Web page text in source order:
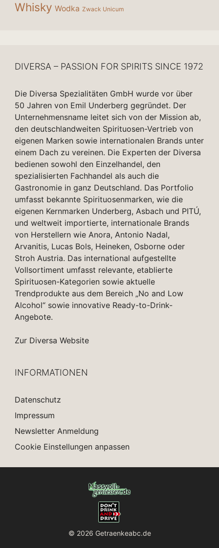
Whisky Wodka Zwack Unicum
DIVERSA – PASSION FOR SPIRITS SINCE 1972
Die Diversa Spezialitäten GmbH wurde vor über
50 Jahren von Emil Underberg gegründet. Der
Unternehmensname leitet sich von der Mission ab,
den deutschlandweiten Spirituosen-Vertrieb von
eigenen Marken sowie internationalen Brands unter
einem Dach zu vereinen. Die Experten der Diversa
bedienen sowohl den Einzelhandel, den
spezialisierten Fachhandel als auch die
Gastronomie in ganz Deutschland. Das Portfolio
umfasst bekannte Spirituosenmarken, wie die
eigenen Kernmarken Underberg, Asbach und PITÚ,
und weltweit importierte, internationale Brands
von Herstellern wie Anora, Antonio Nadal,
Arvanitis, Lucas Bols, Heineken, Osborne oder
Stroh Austria. Das international aufgestellte
Vollsortiment umfasst relevante, etablierte
Spirituosen-Kategorien sowie aktuelle
Trendprodukte aus dem Bereich „No and Low
Alcohol“ sowie innovative Ready-to-Drink-
Angebote.
Zur Diversa Website
INFORMATIONEN
Datenschutz
Impressum
Newsletter Anmeldung
Cookie Einstellungen anpassen
© 2026 Getraenkeabc.de